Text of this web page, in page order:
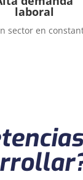
laboral
sector en